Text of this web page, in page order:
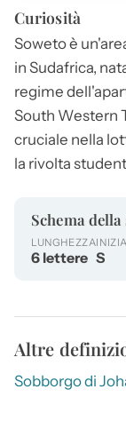
Curiosità
Sowetoè
in Sudafrica,
regime
South Western
cruciale nella
la rivolta
Schema
LUNGHEZZA
6 lettere S
Altre
Sobborgo di